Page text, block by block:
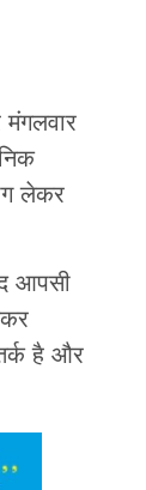
मंगलवार
लेकर
आपसी
है और